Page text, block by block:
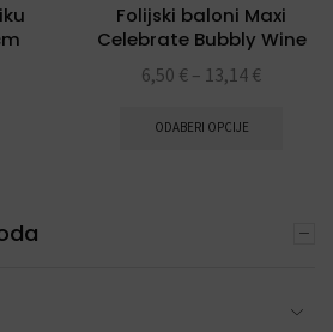
Folijski baloni Maxi
Celebrate Bubbly Wine
Bottle 39″
6,50 € – 13,14 €
ODABERI OPCIJE